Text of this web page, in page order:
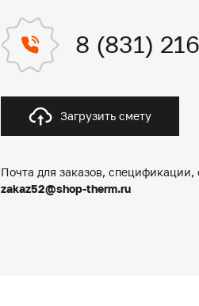
8 (831)
Загрузить смету
Почта для заказов, спецификации,
zakaz52@shop-therm.ru